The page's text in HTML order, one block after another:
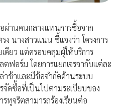
ผ่านคนกลางแทนการซื้อจาก
ง นางสาวแนน ชี้แจงว่า โครงการ
ดียว แต่ครอบคลุมผู้ให้บริการ
ฟอร์ม โดยการแยกเจรจากับแต่ละ
าช้าและมีข้อจำกัดด้านระบบ
จัดซื้อที่เป็นไปตามระเบียบของ
ทุจริตสามารถร้องเรียนต่อ